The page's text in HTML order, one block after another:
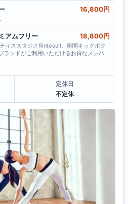
16,800円
アムフリー 18,800円
ィススタジオRintosull、暗闇キックボク
ランドがご利用いただけるお得なメンバ
定休日
不定休